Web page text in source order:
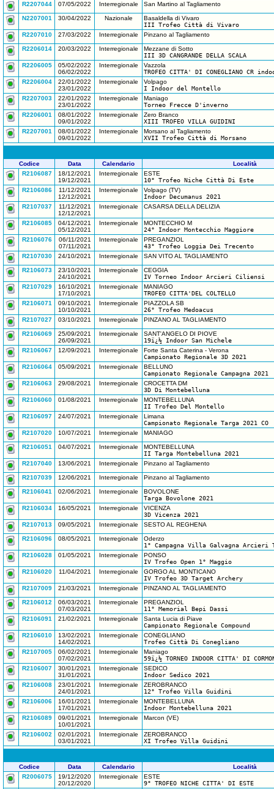
R2207044
07/05/2022 Interregionale San Martino al Tagliamento
N2207001 30/04/2022 Nazionale
Basaldella di Vivaro
III Trofeo Città di Vivaro
R2207010
27/03/2022 Interregionale Pinzano al Tagliamento
R2206014 20/03/2022 Interregionale
Mezzane di Sotto
III 3D CANGRANDE DELLA SCALA
R2206005
05/02/2022
06/02/2022
Interregionale
Vazzola
TROFEO CITTA' DI CONEGLIANO CR
R2206004
22/01/2022
23/01/2022
Interregionale
Volpago
I Indoor del Montello
R2207003
22/01/2022
23/01/2022
Interregionale
Maniago
Torneo Frecce D'inverno
R2206001
08/01/2022
09/01/2022
Interregionale
Zero Branco
XIII TROFEO VILLA GUIDINI
R2207001
08/01/2022
09/01/2022
Interregionale
Morsano al Tagliamento
XVII Trofeo Città di Morsano
Codice Data Calendario
Località
R2106087
18/12/2021
19/12/2021
Interregionale
ESTE
10° Trofeo Niche Città Di Este
R2106086
11/12/2021
12/12/2021
Interregionale
Volpago (TV)
Indoor Decumanus 2021
R2107037
11/12/2021
12/12/2021
Interregionale CASARSA DELLA DELIZIA
R2106085
04/12/2021
05/12/2021
Interregionale
MONTECCHIO M
24° Indoor Montecchio Maggiore
R2106076
06/11/2021
07/11/2021
Interregionale
PREGANZIOL
43° Trofeo Loggia Dei Trecento
R2107030
24/10/2021 Interregionale SAN VITO AL TAGLIAMENTO
R2106073
23/10/2021
24/10/2021
Interregionale
CEGGIA
IV Torneo Indoor Arcieri Ciliensi
R2107029
16/10/2021
17/10/2021
Interregionale
MANIAGO
TROFEO CITTA'DEL COLTELLO
R2106071
09/10/2021
10/10/2021
Interregionale
PIAZZOLA SB
26° Trofeo Medoacus
R2107027
03/10/2021 Interregionale PINZANO AL TAGLIAMENTO
R2106069
25/09/2021
26/09/2021
Interregionale
SANT'ANGELO DI PIOVE
19ï¿½ Indoor San Michele
R2106067
12/09/2021 Interregionale
Forte Santa Caterina - Verona
Campionato Regionale 3D 2021
R2106064
05/09/2021 Interregionale
BELLUNO
Campionato Regionale Campagna 2021
R2106063
29/08/2021 Interregionale
CROCETTA DM
3D Di Montebelluna
R2106060
01/08/2021 Interregionale
MONTEBELLUNA
II Trofeo Del Montello
R2106097
24/07/2021 Interregionale
Limana
Campionato Regionale Targa 2021 CO
R2107020
10/07/2021 Interregionale MANIAGO
R2106051 04/07/2021 Interregionale
MONTEBELLUNA
II Targa Montebelluna 2021
R2107040
13/06/2021 Interregionale Pinzano al Tagliamento
R2107039 12/06/2021 Interregionale Pinzano al Tagliamento
R2106041 02/06/2021 Interregionale
BOVOLONE
Targa Bovolone 2021
R2106034
16/05/2021 Interregionale
VICENZA
3D Vicenza 2021
R2107013
09/05/2021 Interregionale SESTO AL REGHENA
R2106096 08/05/2021 Interregionale
Oderzo
1° Campagna Villa Galvagna Arcieri
R2106028
01/05/2021 Interregionale
PONSO
IV Trofeo Open 1° Maggio
R2106020
11/04/2021 Interregionale
GORGO AL MONTICANO
IV Trofeo 3D Target Archery
R2107009
21/03/2021 Interregionale PINZANO AL TAGLIAMENTO
R2106012
06/03/2021
07/03/2021
Interregionale
PREGANZIOL
11° Memorial Bepi Dassi
R2106091
21/02/2021 Interregionale
Santa Lucia di Piave
Campionato Regionale Compound
R2106010
13/02/2021
14/02/2021
Interregionale
CONEGLIANO
Trofeo Città Di Conegliano
R2107005
06/02/2021
07/02/2021
Interregionale
Maniago
59ï¿½ TORNEO INDOOR CITTA' DI
R2106007
30/01/2021
31/01/2021
Interregionale
SEDICO
Indoor Sedico 2021
R2106008
23/01/2021
24/01/2021
Interregionale
ZEROBRANCO
12° Trofeo Villa Guidini
R2106006
16/01/2021
17/01/2021
Interregionale
MONTEBELLUNA
Indoor Montebelluna 2021
R2106089
09/01/2021
10/01/2021
Interregionale Marcon (VE)
R2106002
02/01/2021
03/01/2021
Interregionale
ZEROBRANCO
XI Trofeo Villa Guidini
Codice Data Calendario
Località
R2006075
19/12/2020
20/12/2020
Interregionale
ESTE
9° TROFEO NICHE CITTA' DI ESTE